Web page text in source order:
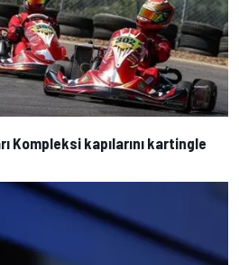
Kompleksi kapılarını kartingle